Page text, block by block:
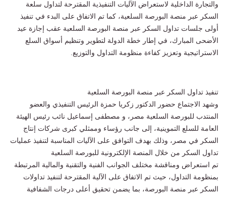
والتجارة الداخلية لاستعراض الآليات التنفيذية المقترحة لتداول سلعة
السكر عبر منصة البورصة السلعية، كما تم الاتفاق على البدء في تنفيذ
أولى جلسات تداول السكر عبر منصة البورصة السلعية عقب إجازة عيد
الأضحى المبارك، في إطار خطة الدولة لتطوير وتنظيم أسواق السلع
الاستراتيجية وتعزيز كفاءة منظومة التداول والتوزيع.
تنفيذ تداول السكر عبر منصة البورصة السلعية
وشهد الاجتماع حضور الدكتور زكريا حمزة الرئيس التنفيذي والعضو
المنتدب للبورصة السلعية مصر، و مصطفى إسماعيل نائب رئيس الهيئة
العامة للسلع التموينية، إلى جانب رؤساء وممثلي كبرى شركات إنتاج
السكر في مصر، وذلك بهدف التوافق على الآليات المناسبة لتنفيذ عمليات
تداول السكر من خلال المنصة الإلكترونية للبورصة السلعية
تم استعراض ومناقشة مختلف الجوانب الفنية والتقنية والمالية المرتبطة
بمنظومة التداول، حيث تم الاتفاق على الآلية المقترحة لتنفيذ تداولات
السكر عبر منصة البورصة، بما يضمن تحقيق أعلى درجات الشفافية